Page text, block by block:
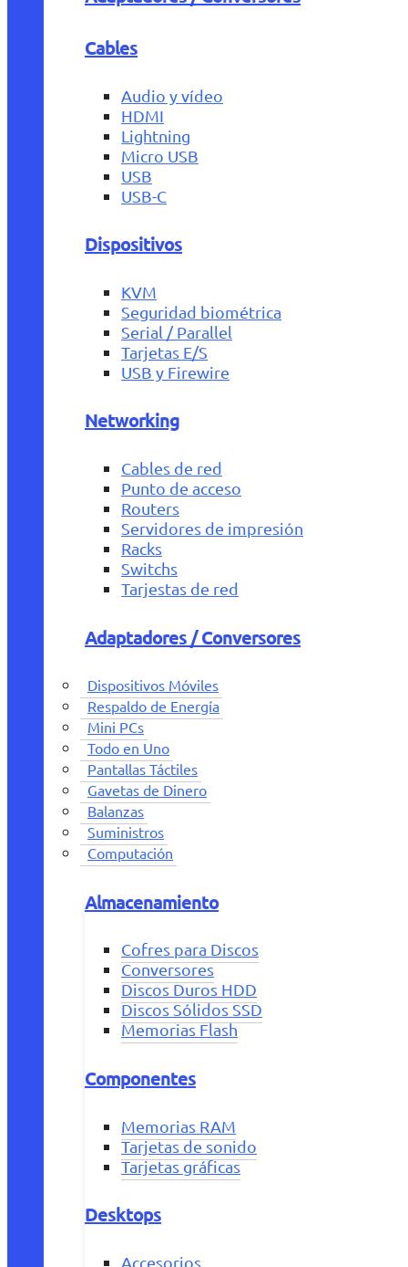
Cables
Audio y vídeo
HDMI
Lightning
Micro USB
USB
USB-C
Dispositivos
KVM
Seguridad biométrica
Serial / Parallel
Tarjetas E/S
USB y Firewire
Networking
Cables de red
Punto de acceso
Routers
Servidores de impresión
Racks
Switchs
Tarjestas de red
Adaptadores / Conversores
Dispositivos Móviles
Respaldo de Energía
Mini PCs
Todo en Uno
Pantallas Táctiles
Gavetas de Dinero
Balanzas
Suministros
Computación
Almacenamiento
Cofres para Discos
Conversores
Discos Duros HDD
Discos Sólidos SSD
Memorias Flash
Componentes
Memorias RAM
Tarjetas de sonido
Tarjetas gráficas
Desktops
Accesorios